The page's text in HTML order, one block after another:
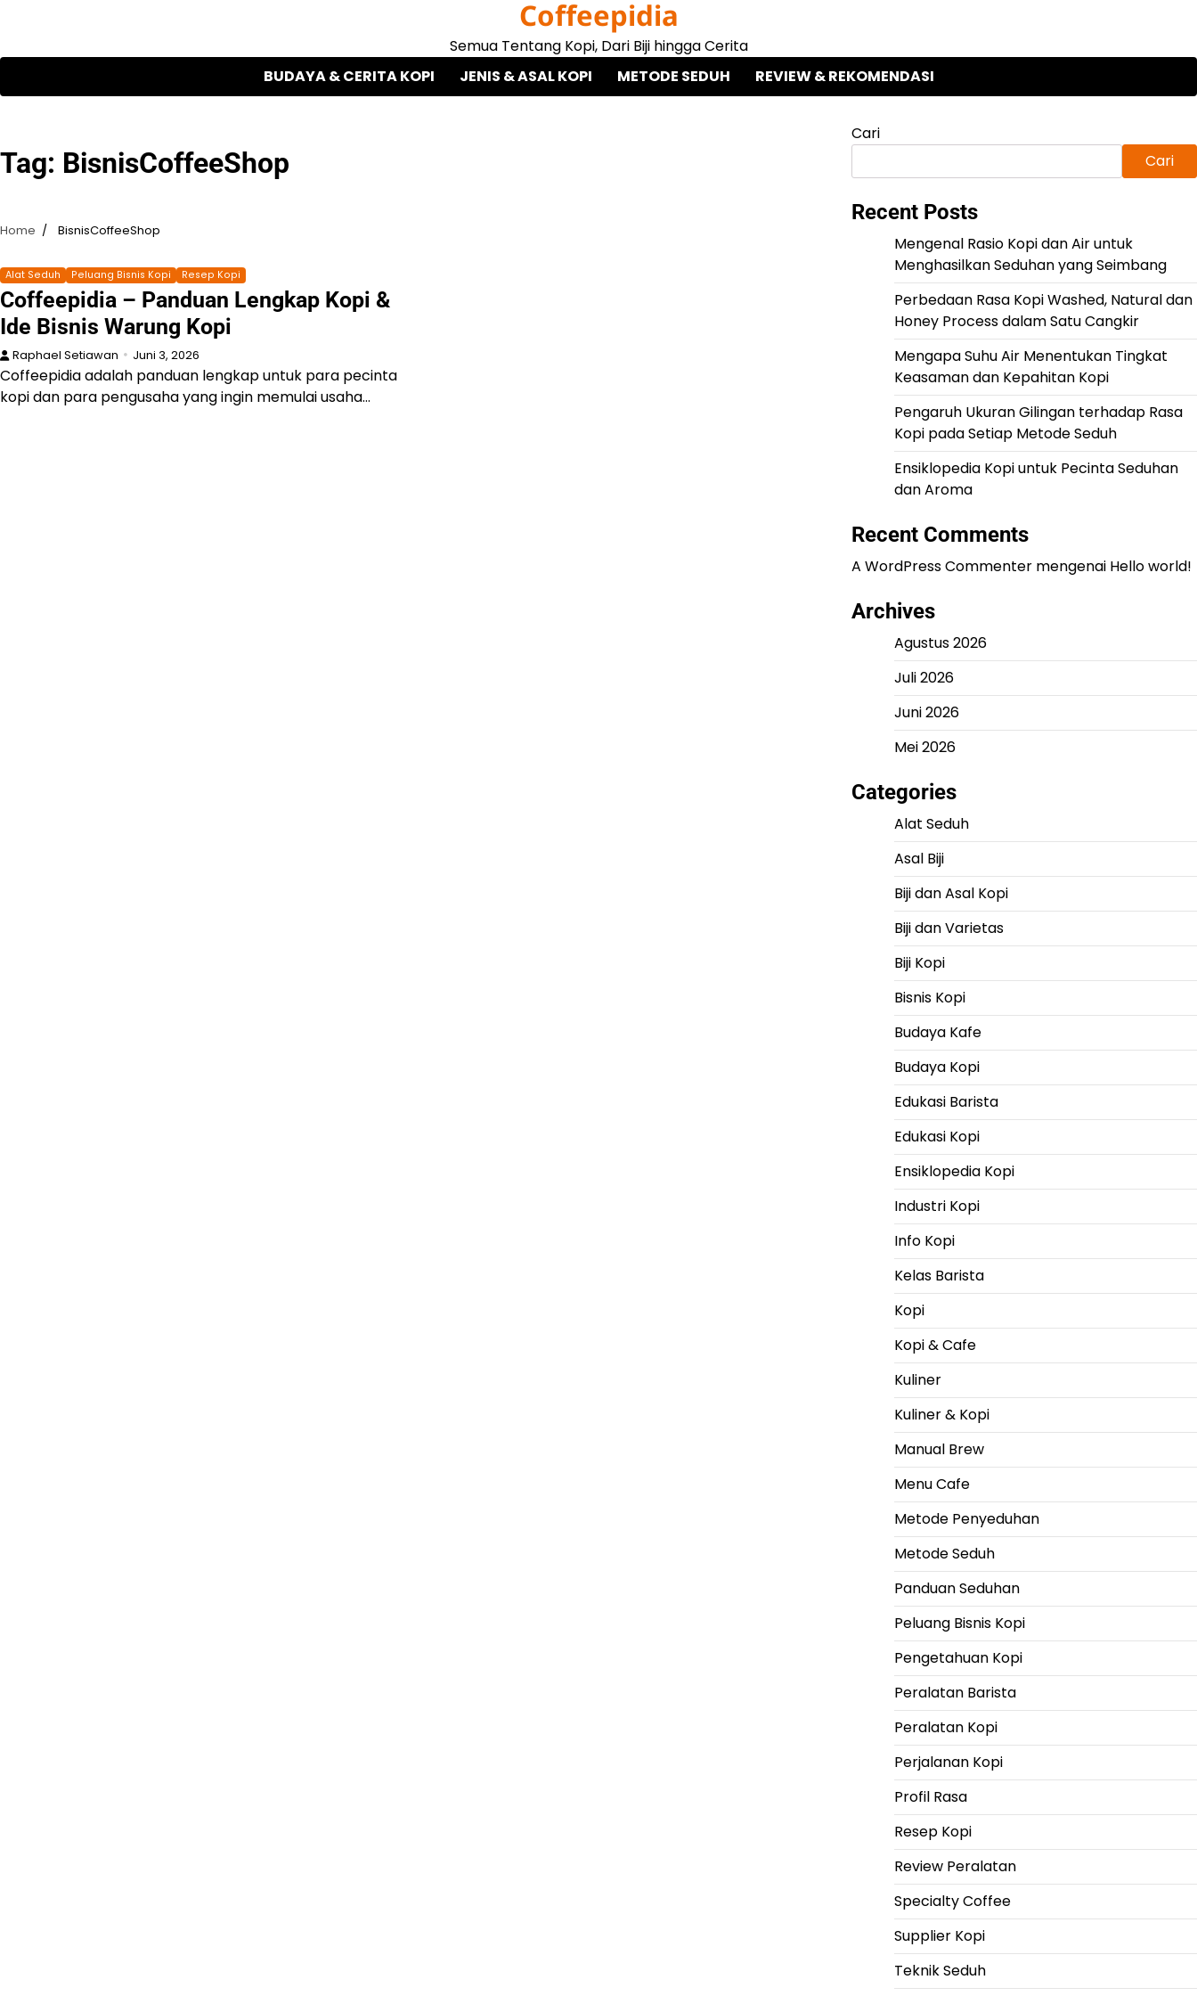
content
Coffeepidia
Semua Tentang Kopi, Dari Biji hingga Cerita
BUDAYA & CERITA KOPI
JENIS & ASAL KOPI METODE SEDUH REVIEW & REKOMENDASI
Tag: BisnisCoffeeShop
Home BisnisCoffeeShop
Alat Seduh Peluang Bisnis Kopi Resep Kopi
Coffeepidia – Panduan Lengkap Kopi &
Ide Bisnis Warung Kopi
Raphael Setiawan Juni 3, 2026
Coffeepidia adalah panduan lengkap untuk para pecinta
kopi dan para pengusaha yang ingin memulai usaha…
Cari
Cari
Recent Posts
Mengenal Rasio Kopi dan Air untuk
Menghasilkan Seduhan yang Seimbang
Perbedaan Rasa Kopi Washed, Natural dan
Honey Process dalam Satu Cangkir
Mengapa Suhu Air Menentukan Tingkat
Keasaman dan Kepahitan Kopi
Pengaruh Ukuran Gilingan terhadap Rasa
Kopi pada Setiap Metode Seduh
Ensiklopedia Kopi untuk Pecinta Seduhan
dan Aroma
Recent Comments
A WordPress Commentermengenai Hello world!
Archives
Agustus 2026
Juli 2026
Juni 2026
Mei 2026
Categories
Alat Seduh
Asal Biji
Biji dan Asal Kopi
Biji dan Varietas
Biji Kopi
Bisnis Kopi
Budaya Kafe
Budaya Kopi
Edukasi Barista
Edukasi Kopi
Ensiklopedia Kopi
Industri Kopi
Info Kopi
Kelas Barista
Kopi
Kopi & Cafe
Kuliner
Kuliner & Kopi
Manual Brew
Menu Cafe
Metode Penyeduhan
Metode Seduh
Panduan Seduhan
Peluang Bisnis Kopi
Pengetahuan Kopi
Peralatan Barista
Peralatan Kopi
Perjalanan Kopi
Profil Rasa
Resep Kopi
Review Peralatan
Specialty Coffee
Supplier Kopi
Teknik Seduh